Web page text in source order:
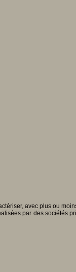
avec plus ou
par des sociétés